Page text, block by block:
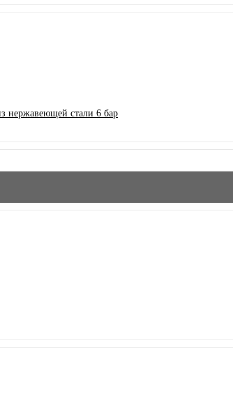
нержавеющей стали 6 бар